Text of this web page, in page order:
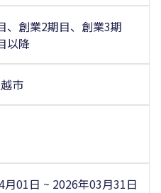
、創業2期目、創業3期
以降
市
月01日 ~ 2026年03月31日